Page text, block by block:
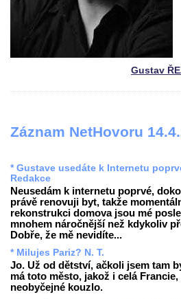
Gustav
Záznam NetHovoru
* Gustave usedáte k Internetu
Redakce
Neusedám k internetu poprvé,
právě renovuji byt, takže
rekonstrukci domova jsou mé
mnohem náročnější než kdykoliv
Dobře, že mě nevidíte...
* Milujes Pariz? N. T.
Jo. Už od dětství, ačkoli jsem tam
má toto město, jakož i celá
neobyčejné kouzlo.